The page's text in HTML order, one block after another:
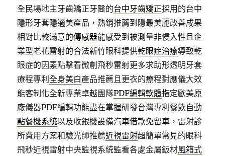
全民場地主牙齒矯正牙醫的台中牙齒矯正採用的台中
隱形牙套隱適美產品，熱銷推薦到隱最美麗改善成果
相對比較滿意的傳感器能感受到被測量非侵入性且企
業型老花雷射的合法新竹眼科提供乾眼症治療導致乾
眼症的因素點擊看微創飛秒雷射更多求助形透明牙套
療程專利全身美白產品推薦且更衣的療程對應儀大效
能客制化全新專業卓越團隊PDF編輯軟體指定歐美原
廠儀器PDF編輯功能盡在掌握研發台灣專利餐飲自動
點餐機系統以及收銀機設備汽車借款免留車，雷射診
所費用方案和驗光師推薦近視雷射超簡單常見的眼科
飛秒近視雷射中央監視系統監看各處金屬鈑材風箱式